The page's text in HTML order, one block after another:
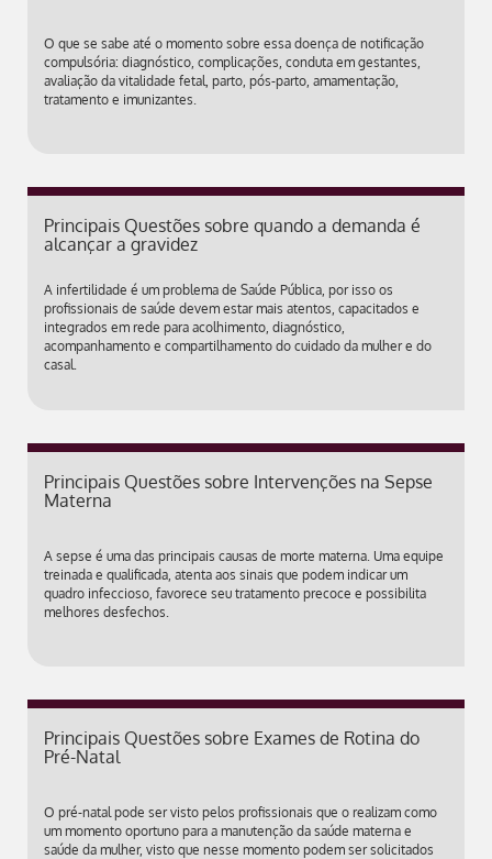
O que se sabe até o momento sobre essa doença de notificação
compulsória: diagnóstico, complicações, conduta em gestantes,
avaliação da vitalidade fetal, parto, pós-parto, amamentação,
tratamento e imunizantes.
Principais Questões sobre quando a demanda é
alcançar a gravidez
A infertilidade é um problema de Saúde Pública, por isso os
profissionais de saúde devem estar mais atentos, capacitados e
integrados em rede para acolhimento, diagnóstico,
acompanhamento e compartilhamento do cuidado da mulher e do
casal.
Principais Questões sobre Intervenções na Sepse
Materna
A sepse é uma das principais causas de morte materna. Uma equipe
treinada e qualificada, atenta aos sinais que podem indicar um
quadro infeccioso, favorece seu tratamento precoce e possibilita
melhores desfechos.
Principais Questões sobre Exames de Rotina do
Pré-Natal
O pré-natal pode ser visto pelos profissionais que o realizam como
um momento oportuno para a manutenção da saúde materna e
saúde da mulher, visto que nesse momento podem ser solicitados